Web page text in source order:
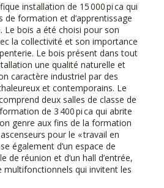
installation de 15 000 pi ca qui
de formation et d’apprentissage
Le bois a été choisi pour son
la collectivité et son importance
Le bois présent dans tout
une qualité naturelle et
caractère industriel par des
et contemporains. Le
deux salles de classe de
de 3 400 pi ca qui abrite
genre aux fins de la formation
pour le « travail en
également d’un espace de
de réunion et d’un hall d’entrée,
multifonctionnels qui invitent les